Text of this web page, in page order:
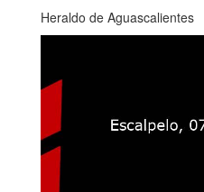
Heraldo de Aguascalientes